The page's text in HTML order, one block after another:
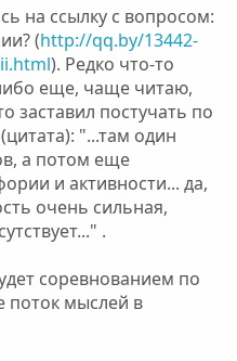
на ссылку с вопросом:
(http://qq.by/13442-
). Редко что-то
еще, чаще читаю,
заставил постучать по
"...там один
а потом еще
и активности... да,
очень сильная,
.
соревнованием по
поток мыслей в